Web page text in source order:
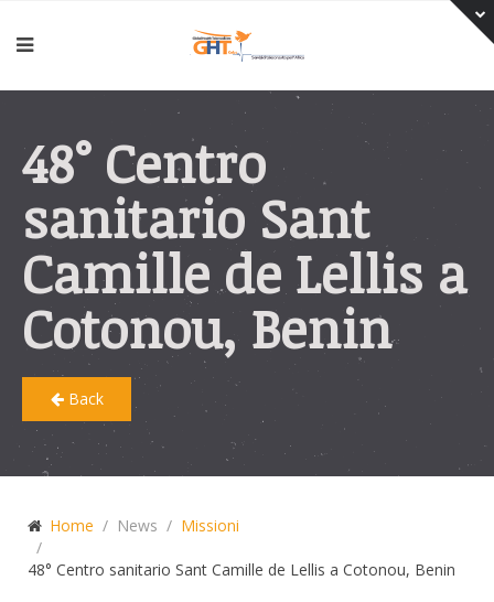
48° Centro
sanitario Sant
Camille de Lellis a
Cotonou, Benin
Back
Home News Missioni
48° Centro sanitario Sant Camille de Lellis a Cotonou, Benin